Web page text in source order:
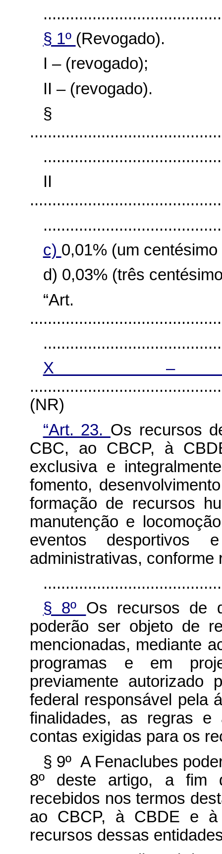
§ 1º (Revogado).
I – (revogado);
II – (revogado).
§
II
c) 0,01% (um
d) 0,03% (três
X
(NR)
“Art. 23. Os recursos
CBC, ao CBCP, à
exclusiva e
fomento,
formação de recursos
manutenção e
eventos
administrativas, conforme
§ 8º Os recursos
poderão ser objeto de
mencionadas, mediante
programas e em
previamente autorizado
federal responsável pela
finalidades, as regras e
contas exigidas para os
§ 9º A Fenaclubes
8º deste artigo, a fim
recebidos nos termos
ao CBCP, à CBDE e
recursos dessas